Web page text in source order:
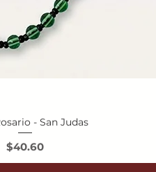
rápida
- San Judas
Precio
$40.60